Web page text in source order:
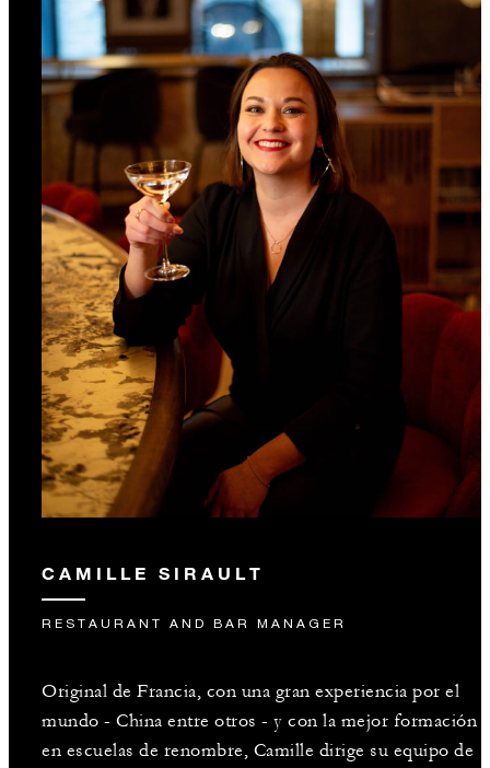
CAMILLE SIRAULT
RESTAURANT AND BAR MANAGER
Original de Francia, con una gran experiencia por el
mundo - China entre otros - y con la mejor formación
en escuelas de renombre, Camille dirige su equipo de